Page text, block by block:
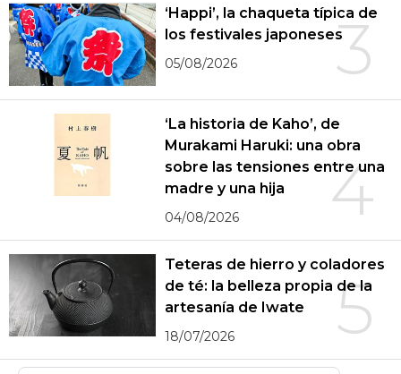
3
‘Happi’, la chaqueta típica de
los festivales japoneses
05/08/2026
4
‘La historia de Kaho’, de
Murakami Haruki: una obra
sobre las tensiones entre una
madre y una hija
04/08/2026
5
Teteras de hierro y coladores
de té: la belleza propia de la
artesanía de Iwate
18/07/2026